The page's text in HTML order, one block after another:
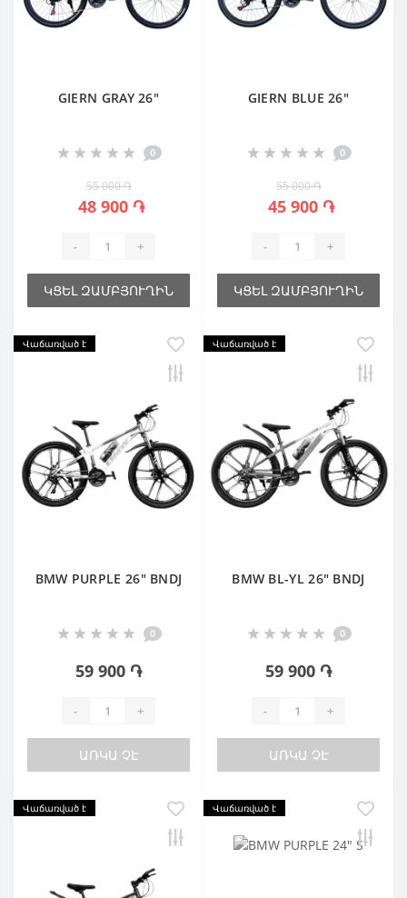
GIERN GRAY 26"
0
55 000 ֏
48 900 ֏
- +
ԿՑԵԼ ԶԱՄԲՅՈՒՂԻՆ
GIERN BLUE 26"
0
55 000 ֏
45 900 ֏
- +
ԿՑԵԼ ԶԱՄԲՅՈՒՂԻՆ
Վաճառված է
BMW PURPLE 26" BNDJ
0
59 900 ֏
- +
ԱՌԿԱ ՉԷ
Վաճառված է
BMW BL-YL 26" BNDJ
0
59 900 ֏
- +
ԱՌԿԱ ՉԷ
Վաճառված է Վաճառված է